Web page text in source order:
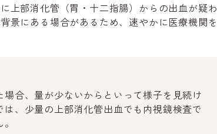
上部消化管（胃・十二指腸）からの出血が疑わ
景にある場合があるため、速やかに医療機関を
合、量が少ないからといって様子を見続け
、少量の上部消化管出血でも内視鏡検査で